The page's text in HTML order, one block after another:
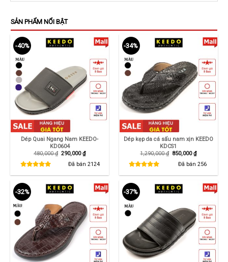
SẢN PHẨM NỔI BẬT
-40%
Dép Quai Ngang Nam KEEDO-
KD0604
480,000₫ Giá
290,000₫Giá
hiện
tại
Đã bán2124
-34%
Dép kẹp da cá sấu nam xịn KEEDO
KDCS1
1,290,000₫ Giá
850,000₫Giá
hiện
tại
Đã bán256
-32% -37%